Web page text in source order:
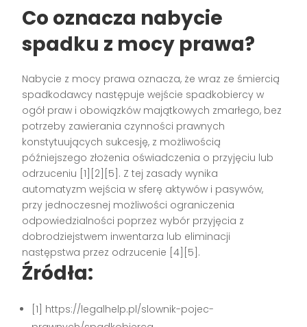
Co oznacza nabycie
spadku z mocy prawa?
Nabycie z mocy prawa oznacza, że wraz ze śmiercią
spadkodawcy następuje wejście spadkobiercy w
ogół praw i obowiązków majątkowych zmarłego, bez
potrzeby zawierania czynności prawnych
konstytuujących sukcesję, z możliwością
późniejszego złożenia oświadczenia o przyjęciu lub
odrzuceniu [1][2][5]. Z tej zasady wynika
automatyzm wejścia w sferę aktywów i pasywów,
przy jednoczesnej możliwości ograniczenia
odpowiedzialności poprzez wybór przyjęcia z
dobrodziejstwem inwentarza lub eliminacji
następstwa przez odrzucenie [4][5].
Źródła:
[1] https://legalhelp.pl/slownik-pojec-